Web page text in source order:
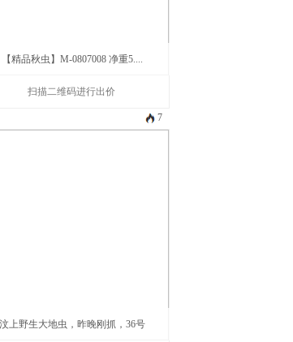
【精品秋虫】M-0807008 净重5....
扫描二维码进行出价
7
汶上野生大地虫，昨晚刚抓，36号